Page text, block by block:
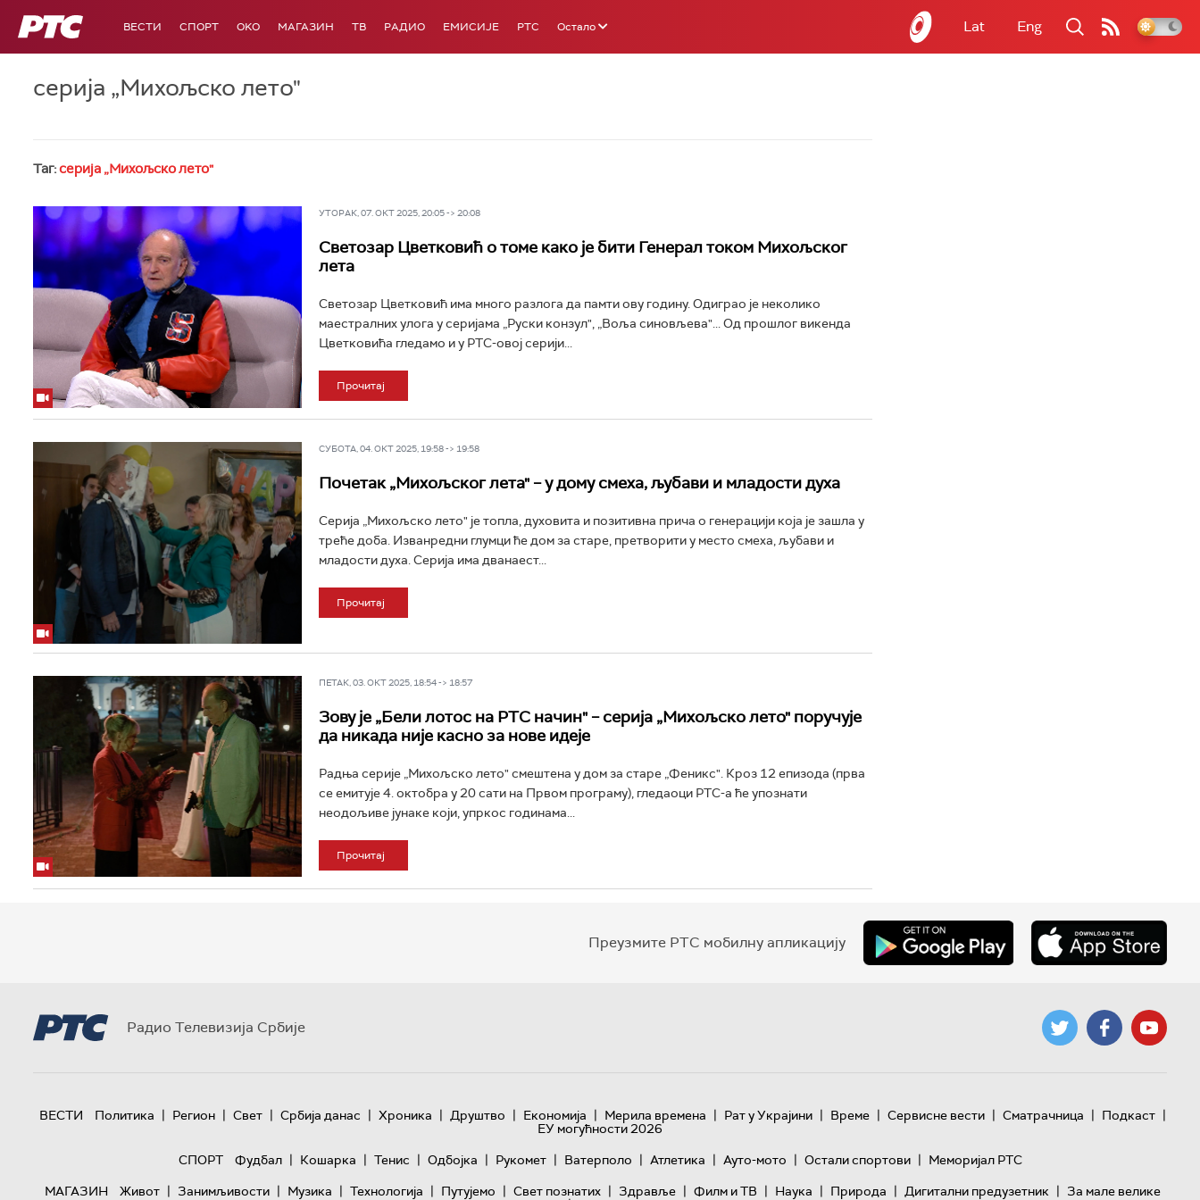
РТС ВЕСТИ СПОРТ OKO МАГАЗИН ТВ РАДИО ЕМИСИЈЕ РТС Остало Lat Eng
серија „Михољско лето"
Таг:серија „Михољско лето"
УТОРАК, 07. ОКТ 2025, 20:05 -> 20:08
Светозар Цветковић о томе како је бити Генерал током Михољског
лета
Светозар Цветковић има много разлога да памти ову годину. Одиграо је неколико
маестралних улога у серијама „Руски конзул", „Воља синовљева"... Од прошлог викенда
Цветковића гледамо и у РТС-овој серији...
Прочитај
СУБОТА, 04. ОКТ 2025, 19:58 -> 19:58
Почетак „Михољског лета" – у дому смеха, љубави и младости духа
Серија „Михољско лето" је топла, духовита и позитивна прича о генерацији која је зашла у
треће доба. Изванредни глумци ће дом за старе, претворити у место смеха, љубави и
младости духа. Серија има дванаест...
Прочитај
ПЕТАК, 03. ОКТ 2025, 18:54 -> 18:57
Зову је „Бели лотос на РТС начин" – серија „Михољско лето" поручује
да никада није касно за нове идеје
Радња серије „Михољско лето" смештена у дом за старе „Феникс". Кроз 12 епизода (прва
се емитује 4. октобра у 20 сати на Првом програму), гледаоци РТС-а ће упознати
неодољиве јунаке који, упркос годинама...
Прочитај
Преузмите РТС мобилну апликацију
Радио Телевизија Србије
ВЕСТИ Политика | Регион | Свет | Србија данас | Хроника | Друштво | Економија | Мерила времена | Рат у Украјини | Време | Сервисне вести | Сматрачница | Подкаст |
ЕУ могућности 2026
СПОРТ
Фудбал | Кошарка | Тенис | Одбојка | Рукомет | Ватерполо | Атлетика | Ауто-мото | Остали спортови | Меморијал РТС
МАГАЗИН
Живот | Занимљивости | Музика | Технологијa | Путујемо | Свет познатих | Здравље | Филм и ТВ | Наука | Природа | Дигитални предузетник | За мале велике